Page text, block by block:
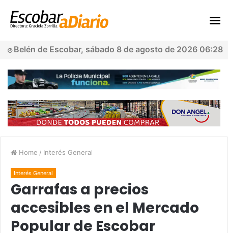
Belén de Escobar, sábado 8 de agosto de 2026 06:28
Home / Interés General
Interés General
Garrafas a precios
accesibles en el Mercado
Popular de Escobar